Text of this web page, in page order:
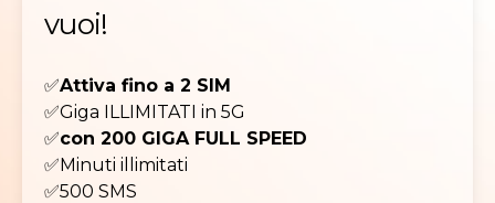
vuoi!
✅Attiva fino a 2 SIM
✅Giga ILLIMITATI in 5G
✅con 200 GIGA FULL SPEED
✅Minuti illimitati
✅500 SMS